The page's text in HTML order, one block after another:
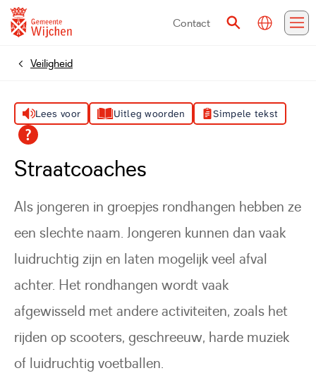
Contact
ZoekenVertalen
HomeVeiligheid
Lees voor Uitleg woorden Simpele tekst
Straatcoaches
Als jongeren in groepjes rondhangen hebben ze
een slechte naam. Jongeren kunnen dan vaak
luidruchtig zijn en laten mogelijk veel afval
achter. Het rondhangen wordt vaak
afgewisseld met andere activiteiten, zoals het
rijden op scooters, geschreeuw, harde muziek
of luidruchtig voetballen.